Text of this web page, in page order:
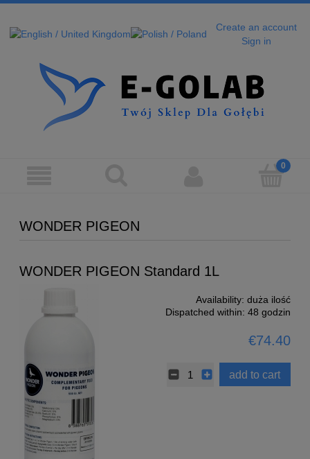
Create an account
Sign in
WONDER PIGEON
WONDER PIGEON Standard 1L
Availability: duża ilość
Dispatched within: 48 godzin
€74.40
add to cart